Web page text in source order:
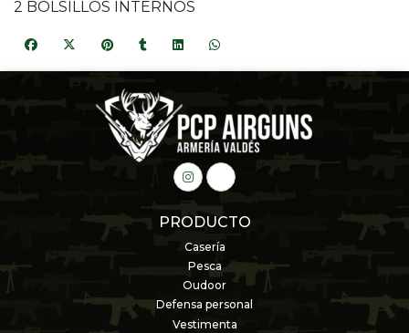
2 BOLSILLOS INTERNOS
PRODUCTO
Casería
Pesca
Oudoor
Defensa personal
Vestimenta